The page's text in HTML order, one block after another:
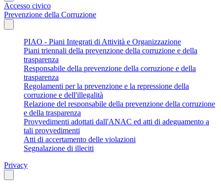
Accesso civico
Prevenzione della Corruzione
PIAO - Piani Integrati di Attività e Organizzazione
Piani triennali della prevenzione della corruzione e della
trasparenza
Responsabile della prevenzione della corruzione e della
trasparenza
Regolamenti per la prevenzione e la repressione della
corruzione e dell'illegalità
Relazione del responsabile della prevenzione della corruzione
e della trasparenza
Provvedimenti adottati dall'ANAC ed atti di adeguamento a
tali provvedimenti
Atti di accertamento delle violazioni
Segnalazione di illeciti
Privacy